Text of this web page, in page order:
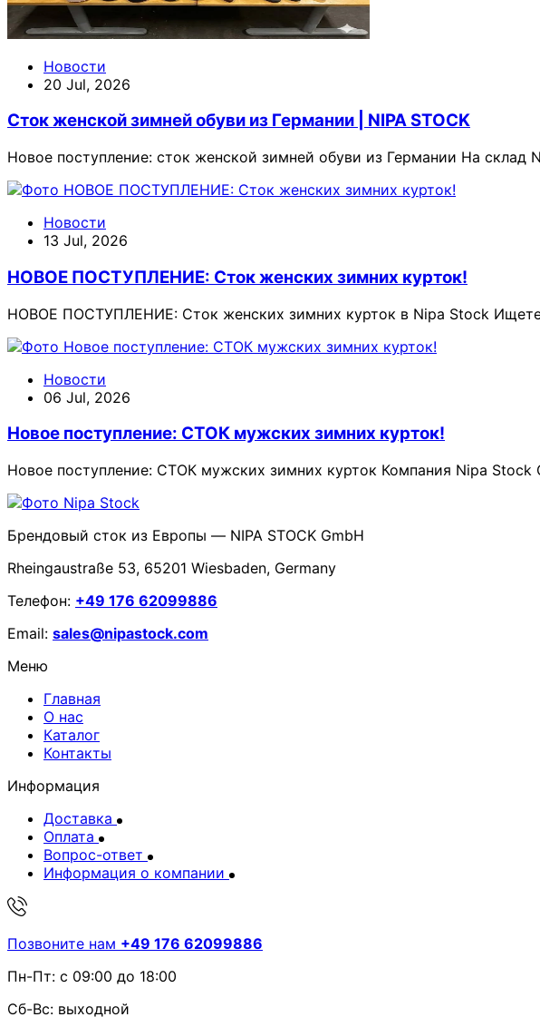
Новости
20 Jul, 2026
Сток женской зимней обуви из Германии | NIPA STOCK
Новое поступление: сток женской зимней обуви из Германии На склад
Новости
13 Jul, 2026
НОВОЕ ПОСТУПЛЕНИЕ: Сток женских зимних курток!
НОВОЕ ПОСТУПЛЕНИЕ: Сток женских зимних курток в Nipa Stock
Новости
06 Jul, 2026
Новое поступление: СТОК мужских зимних курток!
Новое поступление: СТОК мужских зимних курток Компания Nipa
Брендовый сток из Европы — NIPA STOCK GmbH
Rheingaustraße 53, 65201 Wiesbaden, Germany
Телефон: +49 176 62099886
Email: sales@nipastock.com
Меню
Главная
О нас
Каталог
Контакты
Информация
Доставка
Оплата
Вопрос-ответ
Информация о компании
Позвоните нам +49 176 62099886
Пн-Пт: с 09:00 до 18:00
Сб-Вс: выходной